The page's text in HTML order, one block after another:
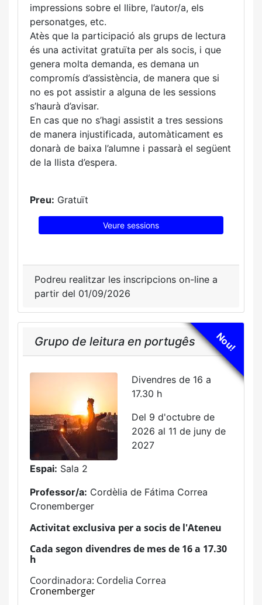
impressions sobre el llibre, l’autor/a, els
personatges, etc.
Atès que la participació als grups de lectura
és una activitat gratuïta per als socis, i que
genera molta demanda, es demana un
compromís d’assistència, de manera que si
no es pot assistir a alguna de les sessions
s’haurà d’avisar.
En cas que no s’hagi assistit a tres sessions
de manera injustificada, automàticament es
donarà de baixa l’alumne i passarà el següent
de la llista d’espera.
Preu: Gratuït
Veure sessions
Podreu realitzar les inscripcions on-line a
partir del 01/09/2026
Nou!
Grupo de leitura en portugês
Divendres de 16 a
17.30 h
Del 9 d'octubre de
2026 al 11 de juny de
2027
Espai: Sala 2
Professor/a: Cordèlia de Fátima Correa
Cronemberger
Activitat exclusiva per a socis de l'Ateneu
Cada segon divendres de mes de 16 a 17.30
h
Coordinadora: Cordelia Correa
Cronemberger